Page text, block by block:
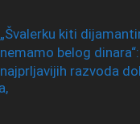
„Švalerku kiti
nemamo belog
najprljavijih razvoda